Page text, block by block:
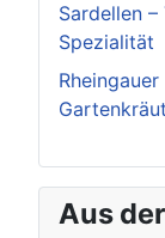
Sardellen
Spezialität
Aus